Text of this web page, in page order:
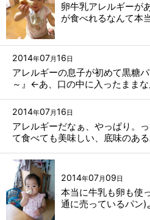
卵牛乳アレルギーが
が食べれるなんて本
2014年07月16日
アレルギーの息子が初めて黒糖
～』←あ、口の中に入ったまま
2014年07月16日
アレルギーだなぁ、やっぱり。
て食べても美味しい、底味のあ
2014年07月09日
本当に牛乳も卵も使
通に売っているパン)